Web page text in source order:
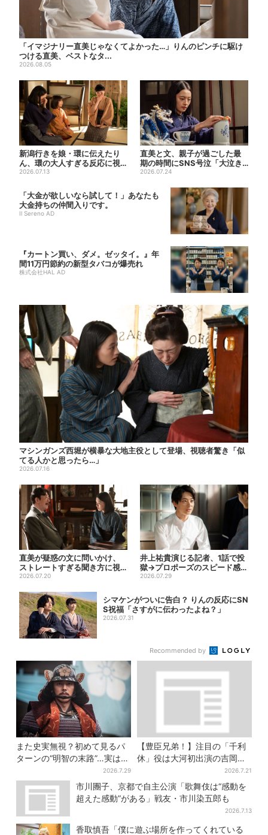
「イマジナリー直美じゃなくてよかった…」りんのピンチに駆け
つける直美、ベストなタ...
2026.08.05
新潟行きを娘・環に伝えたり
ん、環の大人すぎる反応に視
聴者心配「人生何回目？」
2026.07.13
直美と文、親子が過ごした最
期の時間にSNS号泣「大泣き
した」
2026.07.24
「大金が欲しいなら試して！」あなたも
大金持ちの仲間入りです。
Il Sereno AD
『カートン買い、ダメ。ゼッタイ。』年
間11万円節約の新型タバコが爆売れ
株式会社HAL AD
マシンガンズ西堀が横暴な大地主役として登場、視聴者驚き「似
てる人かと思ったら…」
2026.07.16
直美が疑惑の文に問いかけ、
ストレートすぎる聞き方に視
聴者驚き「ド直球で訊いちゃ
2026.07.20
井上祐貴演じる記者、1話で投
獄→プロポーズのスピード感に
視聴者驚き「横沢さんだけ...
2026.07.29
シマケンがついに告白？ りんの反応にSN
S祝福「さすがに伝わったよね？」
2026.07.31
Recommended by
また史実無視？初めて見るパ
ターンの“明智の末路”…実は、
ありえなくもない！？【豊臣
兄弟】
2026.7.29
【豊臣兄弟！】注目の「千利
休」役は大河初出演の吉岡秀
2026.7.21
市川團子、京都で自主公演「歌舞伎は“感動を
超えた感動”がある」戦友・市川染五郎も
2026.7.13
香取慎吾「僕に遊ぶ場所を作ってくれている